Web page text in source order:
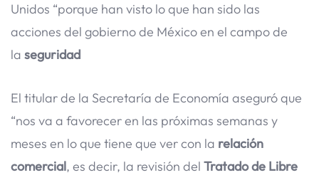
Unidos “porque han visto lo que han sido las
acciones del gobierno de México en el campo de
la seguridad
El titular de la Secretaría de Economía aseguró que
“nos va a favorecer en las próximas semanas y
meses en lo que tiene que ver con la relación
comercial, es decir, la revisión del Tratado de Libre